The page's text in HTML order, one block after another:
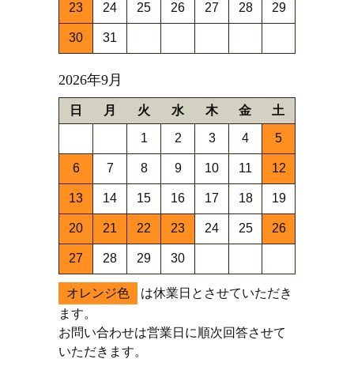
23 24 25 26 27 28 29
30 31
2026年9月
日 月 火 水 木 金 土
1 2 3 4 5
6 7 8 9 10 11 12
13 14 15 16 17 18 19
20 21 22 23 24 25 26
27 28 29 30
オレンジ色
は休業日とさせていただき
ます。
お問い合わせは営業日に順次回答させて
いただきます。